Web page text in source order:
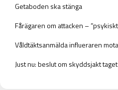
Getaboden ska stänga
Fårägaren om attacken –
Våldtäktsanmälda influeraren
Just nu: beslut om skyddsjakt taget